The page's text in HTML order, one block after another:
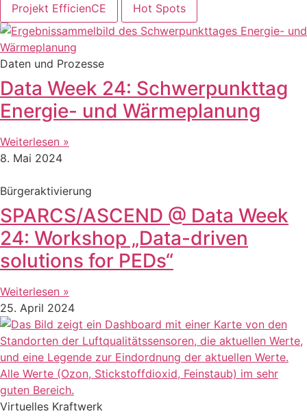
Projekt EfficienCE Hot Spots
Daten und Prozesse
Data Week 24: Schwerpunkttag
Energie- und Wärmeplanung
Weiterlesen »
8. Mai 2024
Bürgeraktivierung
SPARCS/ASCEND @ Data Week
24: Workshop „Data-driven
solutions for PEDs“
Weiterlesen »
25. April 2024
Virtuelles Kraftwerk